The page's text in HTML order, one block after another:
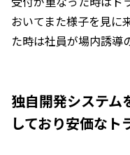
おいてまた様子を見に
た時は社員が場内誘導
独自開発システム
しており安価なト